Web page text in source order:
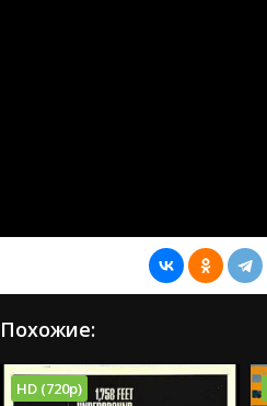
Похожие:
HD (720p)